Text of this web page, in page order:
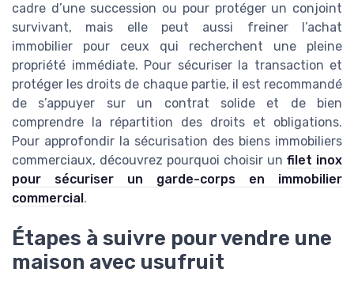
cadre d’une succession ou pour protéger un conjoint
survivant, mais elle peut aussi freiner l’achat
immobilier pour ceux qui recherchent une pleine
propriété immédiate. Pour sécuriser la transaction et
protéger les droits de chaque partie, il est recommandé
de s’appuyer sur un contrat solide et de bien
comprendre la répartition des droits et obligations.
Pour approfondir la sécurisation des biens immobiliers
commerciaux, découvrez pourquoi choisir un filet inox
pour sécuriser un garde-corps en immobilier
commercial .
Étapes à suivre pour vendre une
maison avec usufruit